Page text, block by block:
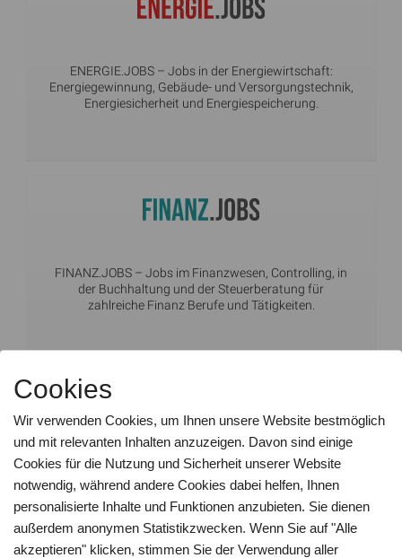
ENERGIE.JOBS– Jobs in der Energiewirtschaft:
Energiegewinnung, Gebäude- und Versorgungstechnik,
Energiesicherheit und Energiespeicherung.
FINANZ.JOBS – Jobs im Finanzwesen, Controlling, in
der Buchhaltung und der Steuerberatung für
zahlreiche Finanz Berufe und Tätigkeiten.
FINANZWESEN.JOBS
Finanzsektor
Cookies
Wir verwenden Cookies, um Ihnen unsere Website bestmöglich
und mit relevanten Inhalten anzuzeigen. Davon sind einige
Cookies für die Nutzung und Sicherheit unserer Website
notwendig, während andere Cookies dabei helfen, Ihnen
personalisierte Inhalte und Funktionen anzubieten. Sie dienen
außerdem anonymen Statistikzwecken. Wenn Sie auf "Alle
akzeptieren" klicken, stimmen Sie der Verwendung aller